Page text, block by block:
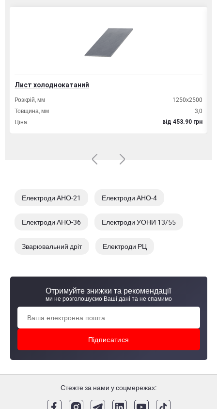
Лист холоднокатаний
Розкрій, мм
1250х2500
Товщина, мм
3,0
Ціна:
вiд 453.90 грн
Електроди АНО-21 Електроди АНО-4
Електроди АНО-36 Електроди УОНИ 13/55
Зварювальний дріт Електроди РЦ
Отримуйте знижки та рекомендації
ми не розголошуємо Ваші дані та не спамимо
Стежте за нами у соцмережах: